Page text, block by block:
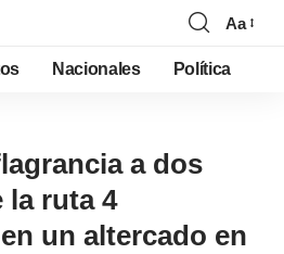
Aa
Nacionales Política
a dos
la ruta 4
un altercado en